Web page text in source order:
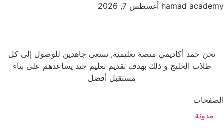
hamad academy أغسطس 7, 2026
نحن حمد أكاديمي منصة تعليمية, نسعى جاهدين للوصول إلى كل
طلاب الخليج و ذلك بهدف تقديم تعليم جيد يساعدهم على بناء
مستقبل أفضل
الصفحات
مدونة